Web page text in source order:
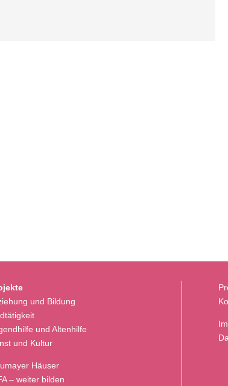
und Bildung
und Altenhilfe
und Kultur
Häuser
– weiter bilden